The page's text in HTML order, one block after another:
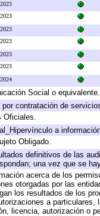
Social o equivalente.
contratación de
Oficiales.
a
Obligado.
definitivos de las
una vez que se
acerca de los
otorgadas por las
los resultados de los
a particulares,
licencia, autorización o